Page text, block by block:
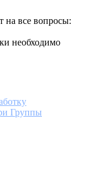
на все вопросы:
необходимо
Группы